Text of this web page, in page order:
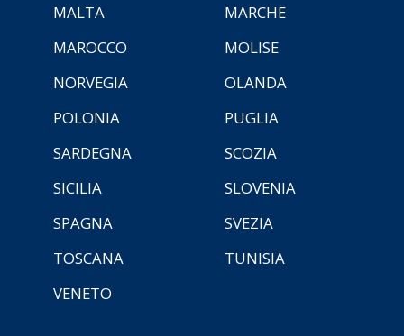
MALTA
MARCHE
MAROCCO
MOLISE
NORVEGIA
OLANDA
POLONIA
PUGLIA
SARDEGNA
SCOZIA
SICILIA
SLOVENIA
SPAGNA
SVEZIA
TOSCANA
TUNISIA
VENETO